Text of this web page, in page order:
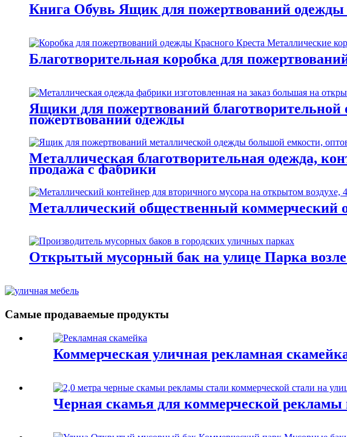
Книга Обувь Ящик для пожертвований
Благотворительная коробка для
Ящики для пожертвований
пожертвований одежды
Металлическая благотворительная одежда,
продажа с фабрики
Металлический общественный коммерческий
Открытый мусорный бак на улице Парка возле
Самые продаваемые продукты
Коммерческая уличная рекламная
Черная скамья для коммерческой рекламы